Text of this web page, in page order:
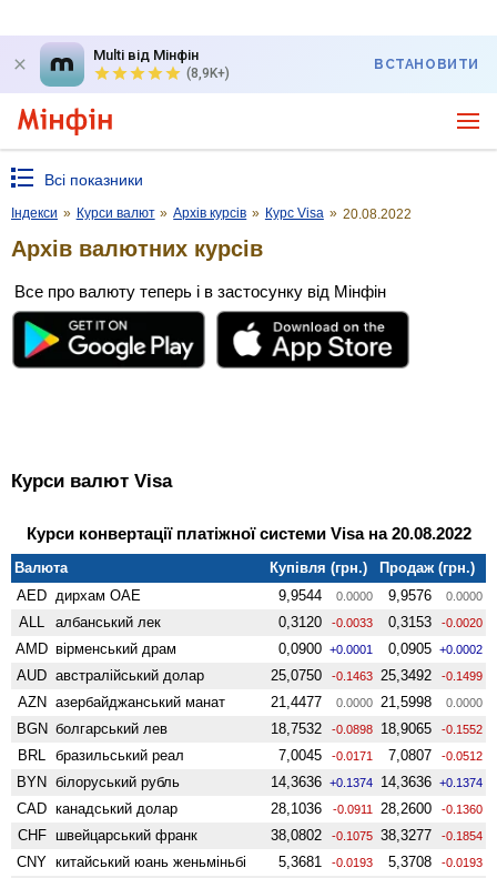
Multi від Мінфін
(8,9K+)
ВСТАНОВИТИ
Всі показники
Індекси » Курси валют » Архів курсів » Курс Visa » 20.08.2022
Архів валютних курсів
Все про валюту теперь і в застосунку від Мінфін
Курси валют Visa
Курси конвертації платіжної системи Visa на 20.08.2022
Валюта Купівля (грн.)
Продаж (грн.)
AED дирхам ОАЕ 9,9544 0.0000 9,9576 0.0000
ALL албанський лек 0,3120 -0.0033 0,3153 -0.0020
AMD вiрменський драм 0,0900 +0.0001 0,0905 +0.0002
AUD австралійський долар 25,0750 -0.1463 25,3492 -0.1499
AZN азербайджанський манат 21,4477 0.0000 21,5998 0.0000
BGN болгарський лев 18,7532 -0.0898 18,9065 -0.1552
BRL бразильський реал 7,0045 -0.0171 7,0807 -0.0512
BYN білоруський рубль 14,3636 +0.1374 14,3636 +0.1374
CAD канадський долар 28,1036 -0.0911 28,2600 -0.1360
CHF швейцарський франк 38,0802 -0.1075 38,3277 -0.1854
CNY китайський юань женьмiньбi 5,3681 -0.0193 5,3708 -0.0193